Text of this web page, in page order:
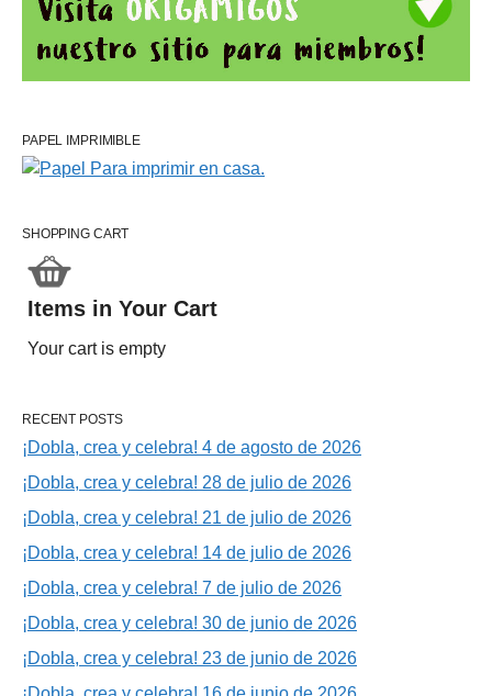
PAPEL IMPRIMIBLE
SHOPPING CART
Items in Your Cart
Your cart is empty
RECENT POSTS
¡Dobla, crea y celebra! 4 de agosto de 2026
¡Dobla, crea y celebra! 28 de julio de 2026
¡Dobla, crea y celebra! 21 de julio de 2026
¡Dobla, crea y celebra! 14 de julio de 2026
¡Dobla, crea y celebra! 7 de julio de 2026
¡Dobla, crea y celebra! 30 de junio de 2026
¡Dobla, crea y celebra! 23 de junio de 2026